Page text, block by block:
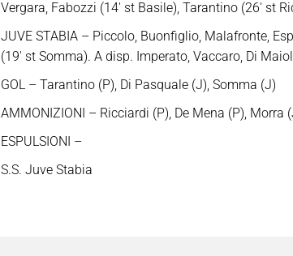
Vergara, Fabozzi (14′ st Basile), Tarantino (26′ st
JUVE STABIA – Piccolo, Buonfiglio, Malafronte,
(19′ st Somma). A disp. Imperato, Vaccaro, Di
GOL – Tarantino (P), Di Pasquale (J), Somma (J)
AMMONIZIONI – Ricciardi (P), De Mena (P), Morra
ESPULSIONI –
S.S. Juve Stabia